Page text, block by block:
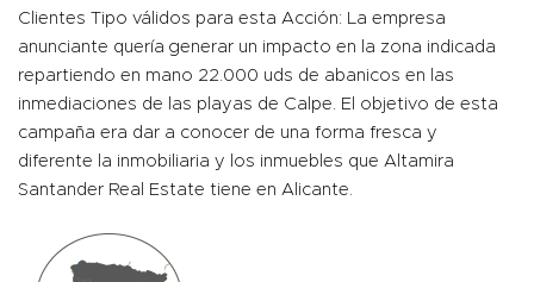
Clientes Tipo válidos para esta Acción: La empresa
anunciante quería generar un impacto en la zona indicada
repartiendo en mano 22.000 uds de abanicos en las
inmediaciones de las playas de Calpe. El objetivo de esta
campaña era dar a conocer de una forma fresca y
diferente la inmobiliaria y los inmuebles que Altamira
Santander Real Estate tiene en Alicante.